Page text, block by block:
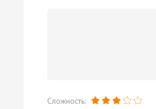
Сложность: